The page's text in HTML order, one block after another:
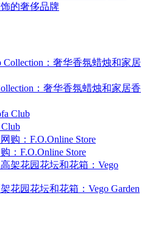
的奢侈品牌
：奢华香氛蜡烛和家居香
：F.O.Online Store
花园花坛和花箱：Vego Garden